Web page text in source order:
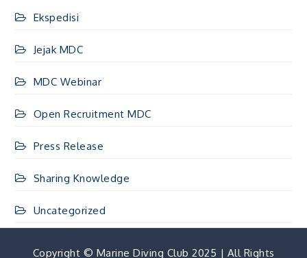
Ekspedisi
Jejak MDC
MDC Webinar
Open Recruitment MDC
Press Release
Sharing Knowledge
Uncategorized
Copyright © Marine Diving Club 2025 | All Rights